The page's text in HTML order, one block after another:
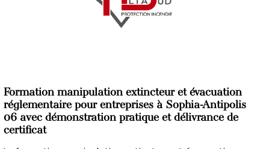
Formation manipulation extincteur et évacuation
réglementaire pour entreprises à Sophia-Antipolis
06 avec démonstration pratique et délivrance de
certificat